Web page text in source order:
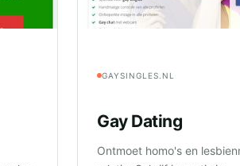
GAYSINGLES.NL
Gay Dating
Ontmoet homo's en